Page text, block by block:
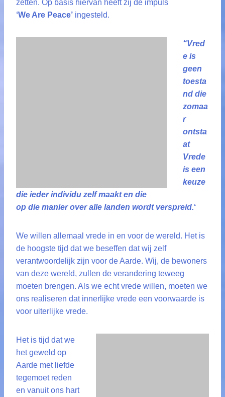
zetten. Op basis hiervan heeft zij de impuls
‘We Are Peace’ ingesteld.
“Vred
e is
geen
toesta
nd die
zomaa
r
ontsta
at
Vrede
is een
keuze
die ieder individu zelf maakt en die
op die manier over alle landen wordt verspreid.‘
We willen allemaal vrede in en voor de wereld. Het is
de hoogste tijd dat we beseffen dat wij zelf
verantwoordelijk zijn voor de Aarde. Wij, de bewoners
van deze wereld, zullen de verandering teweeg
moeten brengen. Als we echt vrede willen, moeten we
ons realiseren dat innerlijke vrede een voorwaarde is
voor uiterlijke vrede.
Het is tijd dat we
het geweld op
Aarde met liefde
tegemoet reden
en vanuit ons hart